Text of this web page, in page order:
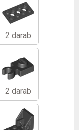
2 darab
2 darab